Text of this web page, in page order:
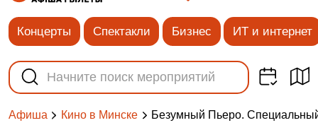
Концерты Спектакли Бизнес ИТ и интернет
Афиша Кино в Минске Безумный Пьеро.